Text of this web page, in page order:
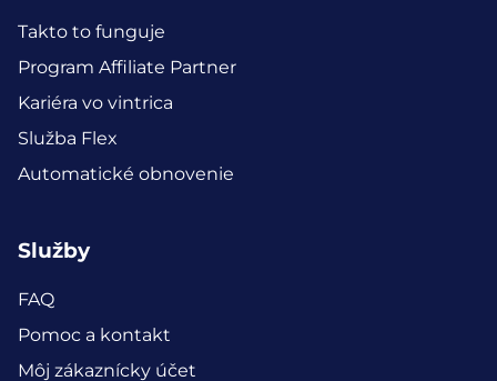
Takto to funguje
Program Affiliate Partner
Kariéra vo vintrica
Služba Flex
Automatické obnovenie
Služby
FAQ
Pomoc a kontakt
Môj zákaznícky účet